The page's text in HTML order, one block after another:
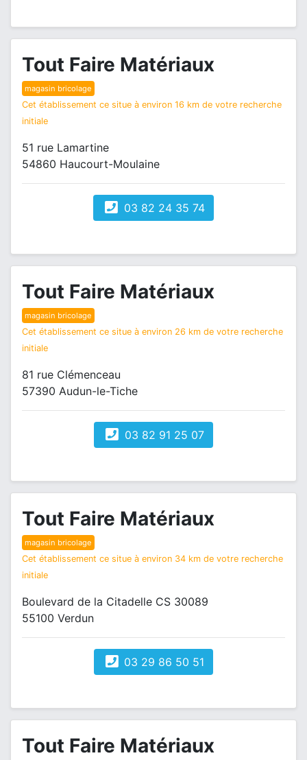
Tout Faire Matériaux
magasin bricolage
Cet établissement ce situe à environ 16 km de votre recherche
initiale
51 rue Lamartine
54860 Haucourt-Moulaine
03 82 24 35 74
Tout Faire Matériaux
magasin bricolage
Cet établissement ce situe à environ 26 km de votre recherche
initiale
81 rue Clémenceau
57390 Audun-le-Tiche
03 82 91 25 07
Tout Faire Matériaux
magasin bricolage
Cet établissement ce situe à environ 34 km de votre recherche
initiale
Boulevard de la Citadelle CS 30089
55100 Verdun
03 29 86 50 51
Tout Faire Matériaux